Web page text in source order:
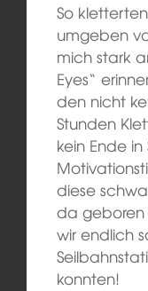
So
umgeben
mich stark
Eyes“
den nicht
Stunden
kein Ende
diese
da
wir endlich
konnten!